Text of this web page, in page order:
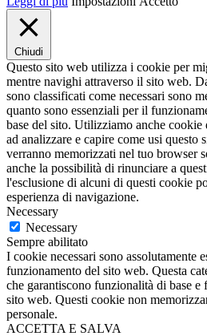
Chiudi
Questo sito web utilizza i cookie per
mentre navighi attraverso il sito web.
sono classificati come necessari sono
quanto sono essenziali per il
base del sito. Utilizziamo anche cookie
ad analizzare e capire come usi questo
verranno memorizzati nel tuo browser
anche la possibilità di rinunciare a
l'esclusione di alcuni di questi cookie
esperienza di navigazione.
Necessary
Necessary
Sempre abilitato
I cookie necessari sono assolutamente
funzionamento del sito web. Questa
che garantiscono funzionalità di base
sito web. Questi cookie non
personale.
ACCETTA E SALVA